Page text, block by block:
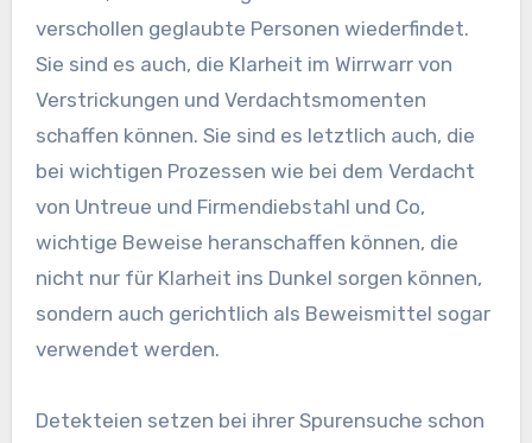
verschollen geglaubte Personen wiederfindet.
Sie sind es auch, die Klarheit im Wirrwarr von
Verstrickungen und Verdachtsmomenten
schaffen können. Sie sind es letztlich auch, die
bei wichtigen Prozessen wie bei dem Verdacht
von Untreue und Firmendiebstahl und Co,
wichtige Beweise heranschaffen können, die
nicht nur für Klarheit ins Dunkel sorgen können,
sondern auch gerichtlich als Beweismittel sogar
verwendet werden.
Detekteien setzen bei ihrer Spurensuche schon